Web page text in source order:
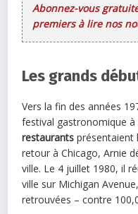
Abonnez-vous
premiers à lire nos
Les grands
Vers la fin des années
festival gastronomique
restaurants présentaient
retour à Chicago, Arnie
ville. Le 4 juillet 1980, il
ville sur Michigan
retrouvées – contre